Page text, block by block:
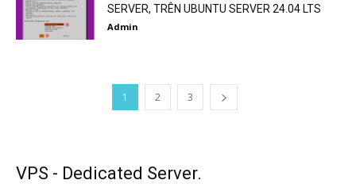
SERVER, TRÊN UBUNTU SERVER 24.04 LTS
Admin
1 2 3
VPS - Dedicated Server.